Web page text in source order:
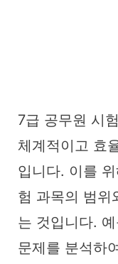
7급 공무원 시
체계적이고 효
입니다. 이를
험 과목의 범위
는 것입니다.
문제를 분석하